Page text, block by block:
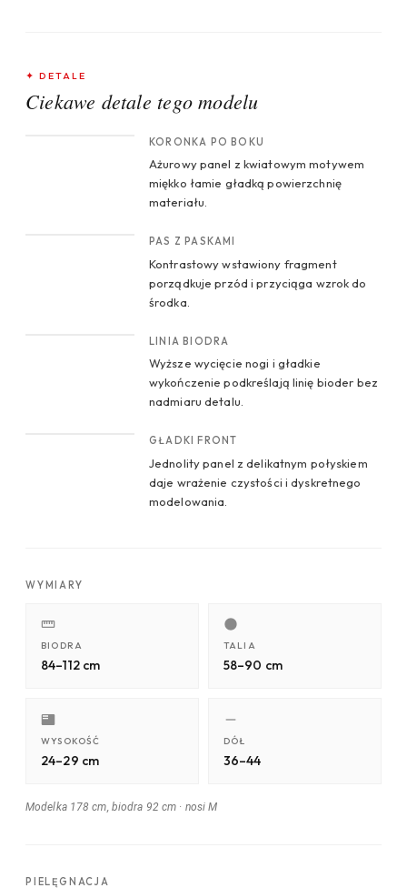
✦ DETALE
Ciekawe detale tego modelu
KORONKA PO BOKU
Ażurowy panel z kwiatowym motywem
miękko łamie gładką powierzchnię
materiału.
PAS Z PASKAMI
Kontrastowy wstawiony fragment
porządkuje przód i przyciąga wzrok do
środka.
LINIA BIODRA
Wyższe wycięcie nogi i gładkie
wykończenie podkreślają linię bioder bez
nadmiaru detalu.
GŁADKI FRONT
Jednolity panel z delikatnym połyskiem
daje wrażenie czystości i dyskretnego
modelowania.
WYMIARY
BIODRA
84–112 cm
TALIA
58–90 cm
WYSOKOŚĆ
24–29 cm
DÓŁ
36–44
Modelka 178 cm, biodra 92 cm · nosi M
PIELĘGNACJA